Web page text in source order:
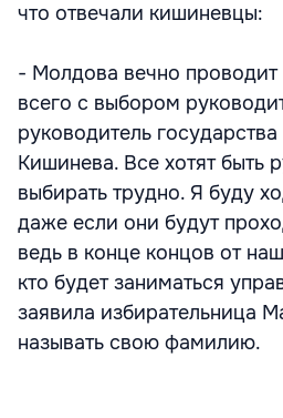
что отвечали кишиневцы:
- Молдова вечно
всего с выбором
руководитель
Кишинева. Все хотят быть
выбирать трудно. Я буду
даже если они будут
ведь в конце концов от
кто будет заниматься
заявила избирательница
называть свою фамилию.